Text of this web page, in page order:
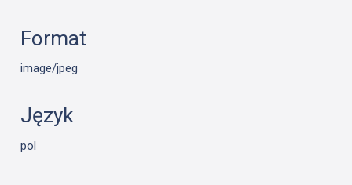
Format
image/jpeg
Język
pol